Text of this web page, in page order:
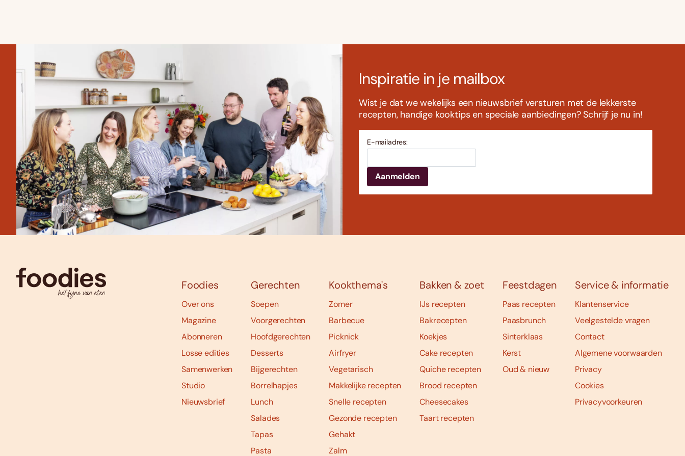
Inspiratie in je mailbox
Wist je dat we wekelijks een nieuwsbrief versturen met de lekkerste
recepten, handige kooktips en speciale aanbiedingen? Schrijf je nu in!
E-mailadres:
Foodies
Over ons
Magazine
Abonneren
Losse edities
Samenwerken
Studio
Nieuwsbrief
Gerechten
Soepen
Voorgerechten
Hoofdgerechten
Desserts
Bijgerechten
Borrelhapjes
Lunch
Salades
Tapas
Pasta
Kookthema's
Zomer
Barbecue
Picknick
Airfryer
Vegetarisch
Makkelijke recepten
Snelle recepten
Gezonde recepten
Gehakt
Zalm
Bakken & zoet
IJs recepten
Bakrecepten
Koekjes
Cake recepten
Quiche recepten
Brood recepten
Cheesecakes
Taart recepten
Feestdagen
Paas recepten
Paasbrunch
Sinterklaas
Kerst
Oud & nieuw
Service & informatie
Klantenservice
Veelgestelde vragen
Contact
Algemene voorwaarden
Privacy
Cookies
Privacyvoorkeuren